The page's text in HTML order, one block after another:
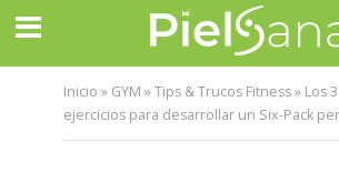
Inicio » GYM »Tips & Trucos Fitness» Los
ejercicios para desarrollar un Six-Pack